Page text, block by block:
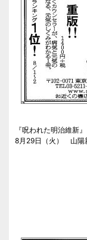
『呪われた明治維新』
8月29日（火） 山陽